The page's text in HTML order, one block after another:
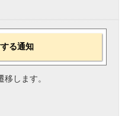
る通知
移します。